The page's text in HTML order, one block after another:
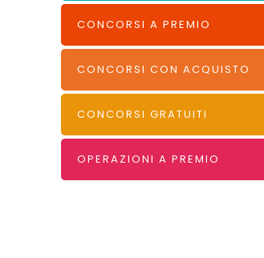
CONCORSI A PREMIO
CONCORSI CON ACQUISTO
CONCORSI GRATUITI
OPERAZIONI A PREMIO